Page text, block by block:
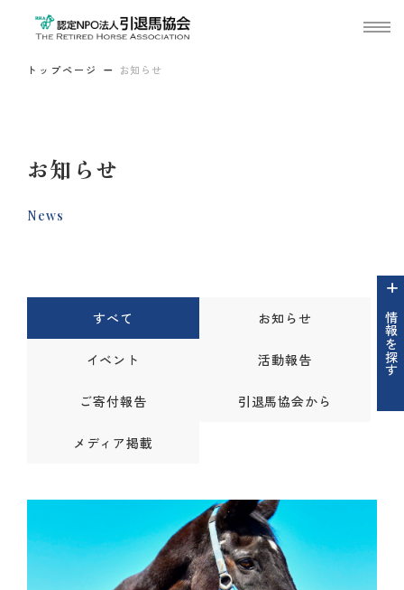
トップページ お知らせ
お知らせ
News
情報を探す
すべて お知らせ
イベント 活動報告
ご寄付報告 引退馬協会から
メディア掲載